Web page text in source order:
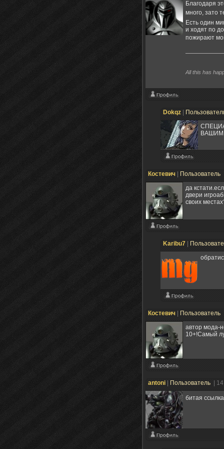
Благодаря
много, зато
Есть один
и ходят по
пожирают
All this has
Dokqz
ВАШИМ
Костевич Пользователь
да
двери
своих
Karibu7
Костевич Пользователь
автор мода-
10+!Самый
antoni Пользователь |
битая